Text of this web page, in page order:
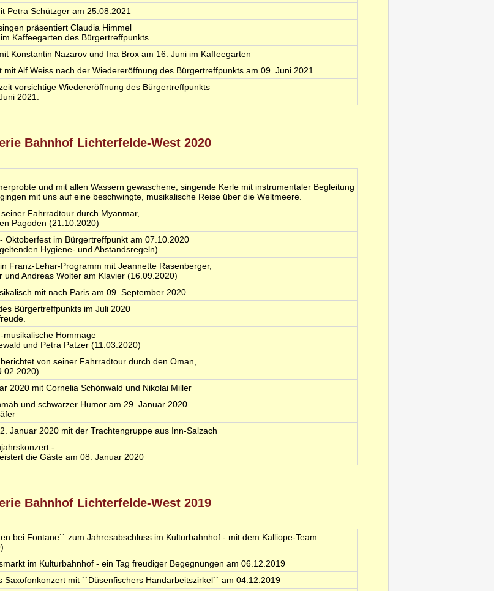
Petra Schützger am 25.08.2021
präsentiert Claudia Himmel
Kaffeegarten des Bürgertreffpunkts
Konstantin Nazarov und Ina Brox am 16. Juni im Kaffeegarten
mit Alf Weiss nach der Wiedereröffnung des Bürgertreffpunkts am 09. Juni 2021
vorsichtige Wiedereröffnung des Bürgertreffpunkts
2021.
Bahnhof Lichterfelde-West 2020
und mit allen Wassern gewaschene, singende Kerle mit instrumentaler Begleitung
mit uns auf eine beschwingte, musikalische Reise über die Weltmeere.
Fahrradtour durch Myanmar,
Pagoden (21.10.2020)
Oktoberfest im Bürgertreffpunkt am 07.10.2020
Hygiene- und Abstandsregeln)
Franz-Lehar-Programm mit Jeannette Rasenberger,
und Andreas Wolter am Klavier (16.09.2020)
mit nach Paris am 09. September 2020
Bürgertreffpunkts im Juli 2020
musikalische Hommage
und Petra Patzer (11.03.2020)
von seiner Fahrradtour durch den Oman,
2020 mit Cornelia Schönwald und Nikolai Miller
und schwarzer Humor am 29. Januar 2020
Januar 2020 mit der Trachtengruppe aus Inn-Salzach
-
die Gäste am 08. Januar 2020
Bahnhof Lichterfelde-West 2019
bei Fontane`` zum Jahresabschluss im Kulturbahnhof - mit dem Kalliope-Team
im Kulturbahnhof - ein Tag freudiger Begegnungen am 06.12.2019
Saxofonkonzert mit ``Düsenfischers Handarbeitszirkel`` am 04.12.2019